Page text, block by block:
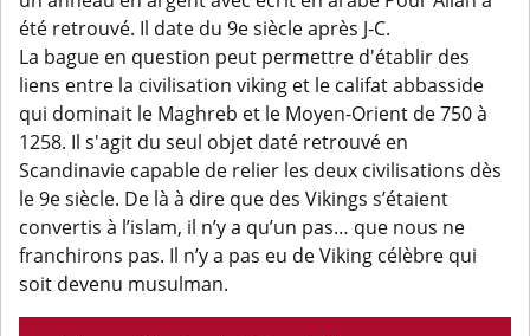
été retrouvé. Il date du 9e siècle après J-C.
La bague en question peut permettre d'établir des
liens entre la civilisation viking et le califat abbasside
qui dominait le Maghreb et le Moyen-Orient de 750 à
1258. Il s'agit du seul objet daté retrouvé en
Scandinavie capable de relier les deux civilisations dès
le 9e siècle. De là à dire que des Vikings s’étaient
convertis à l’islam, il n’y a qu’un pas… que nous ne
franchirons pas. Il n’y a pas eu de Viking célèbre qui
soit devenu musulman.